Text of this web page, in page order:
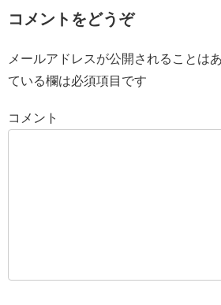
コメントをどうぞ
メールアドレスが公開されることは
ている欄は必須項目です
コメント